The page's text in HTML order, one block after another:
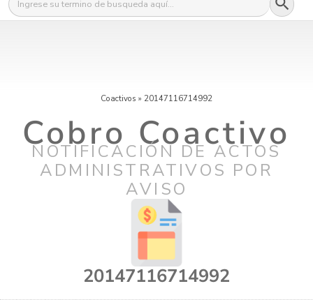
Coactivos » 20147116714992
Cobro Coactivo
NOTIFICACIÓN DE ACTOS
ADMINISTRATIVOS POR
AVISO
20147116714992